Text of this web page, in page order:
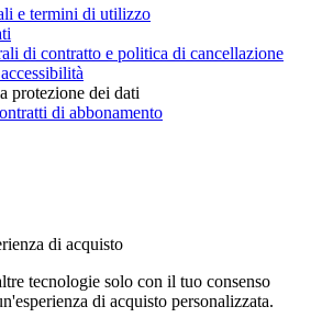
e termini di utilizzo
di contratto e politica di cancellazione
protezione dei dati
di abbonamento
di acquisto
tecnologie solo con il tuo consenso
di acquisto personalizzata.